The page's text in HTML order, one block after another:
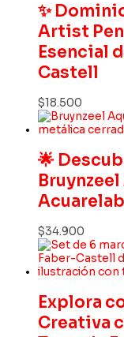
✨
Artist Pen
Esencial
Castell
$18.500
🌟
$34.900
Explora
Creativa